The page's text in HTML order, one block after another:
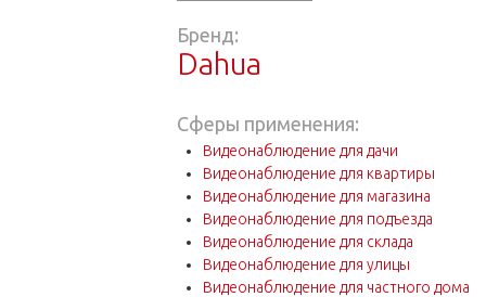
Бренд:
Dahua
Сферы применения:
Видеонаблюдение для дачи
Видеонаблюдение для квартиры
Видеонаблюдение для магазина
Видеонаблюдение для подъезда
Видеонаблюдение для склада
Видеонаблюдение для улицы
Видеонаблюдение для частного дома